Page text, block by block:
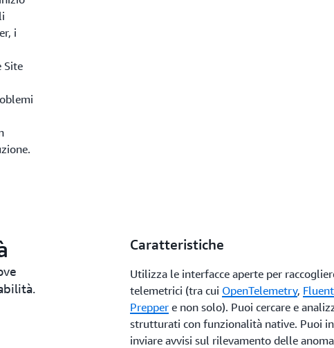
i
Site
Caratteristiche
Utilizza le interfacce aperte per
telemetrici (tra cui OpenTelemetry,
Preppere non solo). Puoi cercare e
strutturati con funzionalità native. Puoi
inviare avvisi sul rilevamento delle